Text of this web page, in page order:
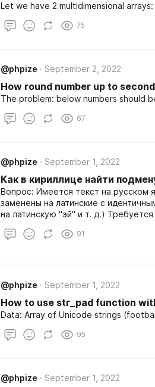
Let we have 2 multidimensional arrays:
75
@phpize September 2, 2022
How round number up to
The problem: below numbers should
67
@phpize September 1, 2022
Как в кириллице найти
Вопрос: Имеется текст на русском
заменены на латинские с
на латинскую "эй" и т. д.)
91
@phpize September 1, 2022
How to use str_pad function
Data: Array of Unicode strings
95
@phpize September 1, 2022